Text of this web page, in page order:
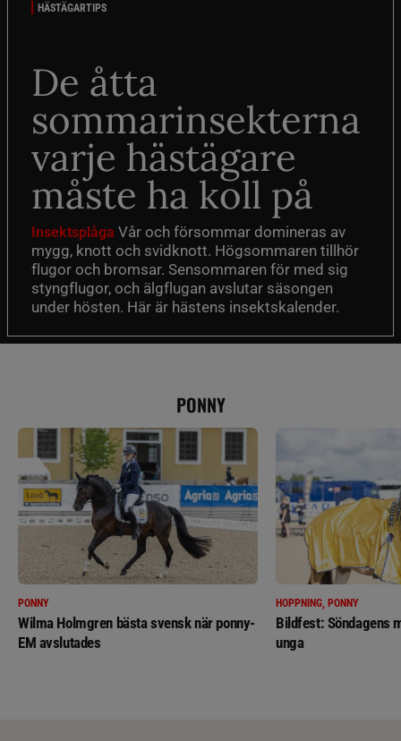
HÄSTÄGARTIPS
De åtta
sommarinsekterna
varje hästägare
måste ha koll på
Insektsplåga Vår och försommar domineras av
mygg, knott och svidknott. Högsommaren tillhör
flugor och bromsar. Sensommaren för med sig
styngflugor, och älgflugan avslutar säsongen
under hösten. Här är hästens insektskalender.
PONNY
PONNY
Wilma Holmgren bästa svensk när ponny-
EM avslutades
HOPPNING, PONNY
Bildfest: Söndagens
unga